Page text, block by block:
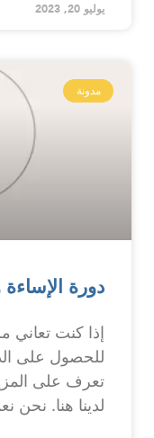
يوليو 20, 2023
مدونة
دورة
إذا كنت تعاني
للحصول على
تعرف على
لدينا هنا. نحن